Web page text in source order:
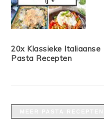
20x Klassieke Italiaanse
Pasta Recepten